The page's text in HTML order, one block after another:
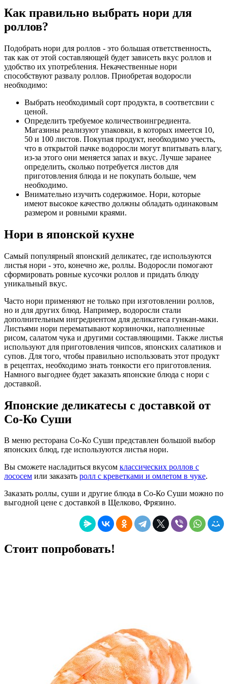
Как правильно выбрать нори для
роллов?
Подобрать нори для роллов - это большая ответственность,
так как от этой составляющей будет зависеть вкус роллов и
удобство их употребления. Некачественные нори
способствуют развалу роллов. Приобретая водоросли
необходимо:
Выбрать необходимый сорт продукта, в соответсвии с
ценой.
Определить требуемое количествоингредиента.
Магазины реализуют упаковки, в которых имеется 10,
50 и 100 листов. Покупая продукт, необходимо учесть,
что в открытой пачке водоросли могут впитывать влагу,
из-за этого они меняется запах и вкус. Лучше заранее
определить, сколько потребуется листов для
приготовления блюда и не покупать больше, чем
необходимо.
Внимательно изучить содержимое. Нори, которые
имеют высокое качество должны обладать одинаковым
размером и ровными краями.
Нори в японской кухне
Самый популярный японский деликатес, где используются
листья нори - это, конечно же, роллы. Водоросли помогают
сформировать ровные кусочки роллов и придать блюду
уникальный вкус.
Часто нори применяют не только при изготовлении роллов,
но и для других блюд. Например, водоросли стали
дополнительным ингредиентом для деликатеса гункан-маки.
Листьями нори перематывают корзиночки, наполненные
рисом, салатом чука и другими составляющими. Также листья
используют для приготовления чипсов, японских салатиков и
супов. Для того, чтобы правильно использовать этот продукт
в рецептах, необходимо знать тонкости его приготовления.
Намного выгоднее будет заказать японские блюда с нори с
доставкой.
Японские деликатесы с доставкой от
Со-Ко Суши
В меню ресторана Со-Ко Суши представлен большой выбор
японских блюд, где используются листья нори.
Вы сможете насладиться вкусом классических роллов с
лососем или заказать ролл с креветками и омлетом в чуке.
Заказать роллы, суши и другие блюда в Со-Ко Суши можно по
выгодной цене с доставкой в Щелково, Фрязино.
Стоит попробовать!